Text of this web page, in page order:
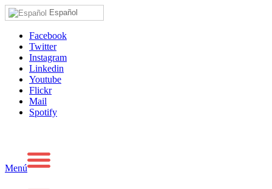
Español
Facebook
Twitter
Instagram
Linkedin
Youtube
Flickr
Mail
Spotify
Menú